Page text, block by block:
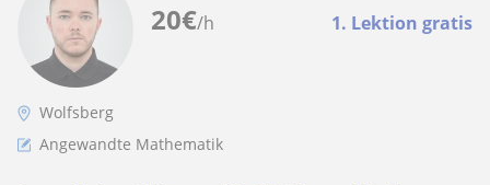
20€/h 1. Lektion gratis
Wolfsberg
Angewandte Mathematik